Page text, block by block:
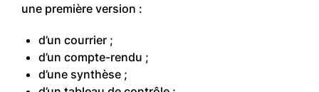
une première version :
d’un courrier ;
d’un compte-rendu ;
d’une synthèse ;